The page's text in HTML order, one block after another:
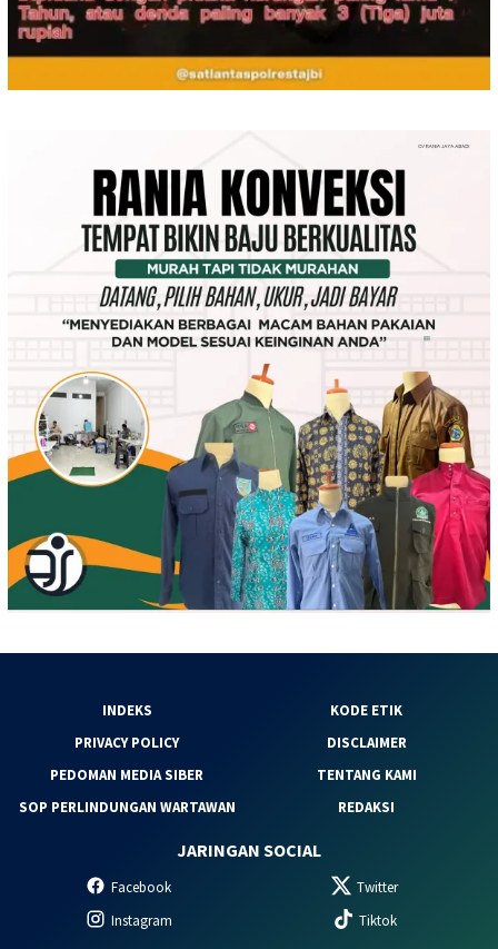
INDEKS
KODE ETIK
PRIVACY POLICY
DISCLAIMER
PEDOMAN MEDIA SIBER
TENTANG KAMI
SOP PERLINDUNGAN WARTAWAN
REDAKSI
JARINGAN SOCIAL
Facebook
Twitter
Instagram
Tiktok